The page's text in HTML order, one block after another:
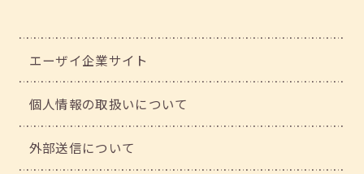
エーザイ企業サイト
個人情報の取扱いについて
外部送信について